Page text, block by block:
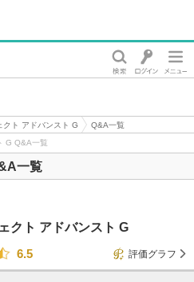
クト アドバンスト G
Q&A一覧
G Q&A一覧
一覧
クト アドバンスト G
6.5
評価グラフ